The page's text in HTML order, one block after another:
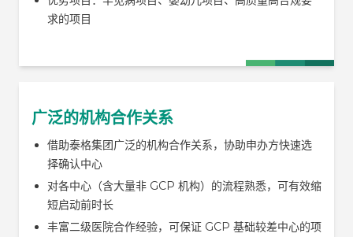
求的项目
广泛的机构合作关系
借助泰格集团广泛的机构合作关系，协助申办方快速选
择确认中心
对各中心（含大量非 GCP 机构）的流程熟悉，可有效缩
短启动前时长
丰富二级医院合作经验，可保证 GCP 基础较差中心的项